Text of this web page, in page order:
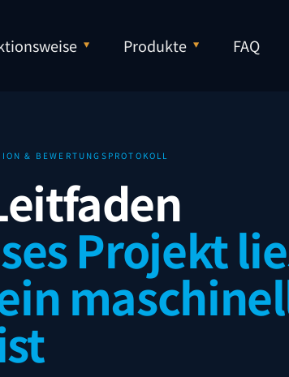
Produkte FAQ
& BEWERTUNGSPROTOKOLL
Projekt